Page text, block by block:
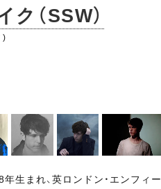
（SSW）
)
年生まれ、英ロンドン・エンフ